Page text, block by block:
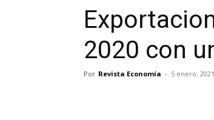
2020 con
Por Revista Economía - 5 enero, 2021